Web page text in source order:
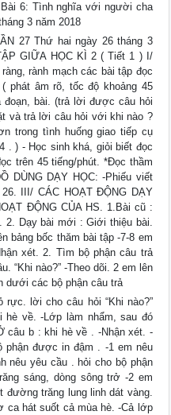
6: Tình nghĩa với người cha
3 năm 2018
27 Thứ hai ngày 26 tháng 3
GIỮA HỌC KÌ 2 ( Tiết 1 ) I/
rành mạch các bài tập đọc
phát âm rõ, tốc độ khoảng 45
đoạn, bài. (trả lời được câu hỏi
và trả lời câu hỏi với khi nào ?
trong tình huống giao tiếp cụ
. ) - Học sinh khá, giỏi biết đọc
trên 45 tiếng/phút. *Đọc thầm
DÙNG DẠY HỌC: -Phiếu viết
III/ CÁC HOẠT ĐỘNG DẠY
ĐỘNG CỦA HS. 1.Bài cũ :
2. Dạy bài mới : Giới thiệu bài.
bảng bốc thăm bài tập -7-8 em
xét. 2. Tìm bộ phận câu trả
“Khi nào?” -Theo dõi. 2 em lên
dưới các bộ phận câu trả
lời cho câu hỏi “Khi nào?”
về. -Lớp làm nhẩm, sau đó
câu b : khi hè về . -Nhận xét. -
phận được in đậm . -1 em nêu
nêu yêu cầu . hỏi cho bộ phận
sáng, dòng sông trở -2 em
đường trăng lung linh dát vàng.
ca hát suốt cả mùa hè. -Cả lớp